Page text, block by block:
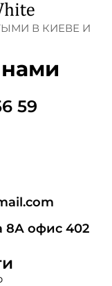
В КИЕВЕ И
59
8А офис 402